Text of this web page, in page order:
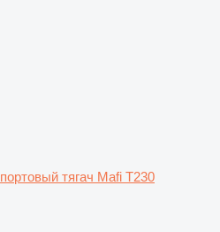
портовый тягач Mafi T230